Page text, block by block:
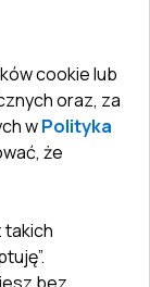
cookie lub
oraz, za
wPolityka
że
takich